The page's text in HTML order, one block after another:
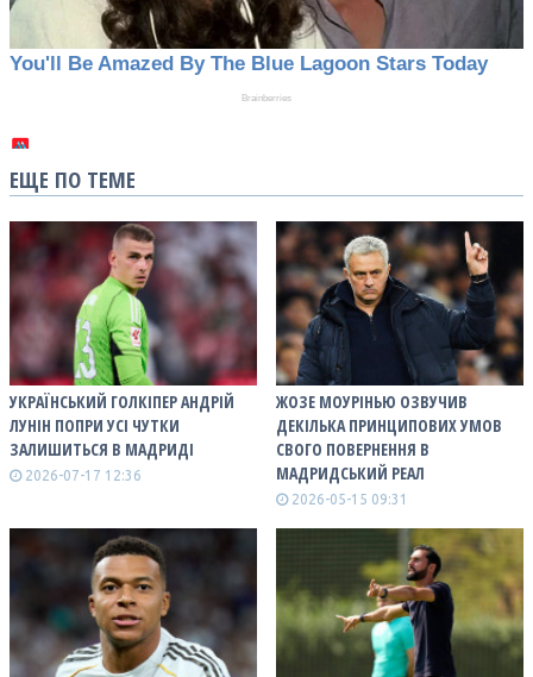
ЕЩЕ ПО ТЕМЕ
УКРАЇНСЬКИЙ ГОЛКІПЕР АНДРІЙ
ЛУНІН ПОПРИ УСІ ЧУТКИ
ЗАЛИШИТЬСЯ В МАДРИДІ
2026-07-17 12:36
ЖОЗЕ МОУРІНЬЮ ОЗВУЧИВ
ДЕКІЛЬКА ПРИНЦИПОВИХ УМОВ
СВОГО ПОВЕРНЕННЯ В
МАДРИДСЬКИЙ РЕАЛ
2026-05-15 09:31